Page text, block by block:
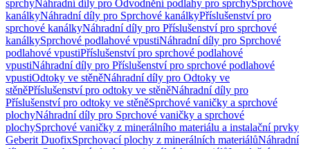
sprchyNáhradní díly pro Odvodnění podlahy pro sprchySprchové
kanálkyNáhradní díly pro Sprchové kanálkyPříslušenství pro
sprchové kanálkyNáhradní díly pro Příslušenství pro sprchové
kanálkySprchové podlahové vpustiNáhradní díly pro Sprchové
podlahové vpustiPříslušenství pro sprchové podlahové
vpustiNáhradní díly pro Příslušenství pro sprchové podlahové
vpustiOdtoky ve stěněNáhradní díly pro Odtoky ve
stěněPříslušenství pro odtoky ve stěněNáhradní díly pro
Příslušenství pro odtoky ve stěněSprchové vaničky a sprchové
plochyNáhradní díly pro Sprchové vaničky a sprchové
plochySprchové vaničky z minerálního materiálu a instalační prvky
Geberit DuofixSprchovací plochy z minerálních materiálůNáhradní